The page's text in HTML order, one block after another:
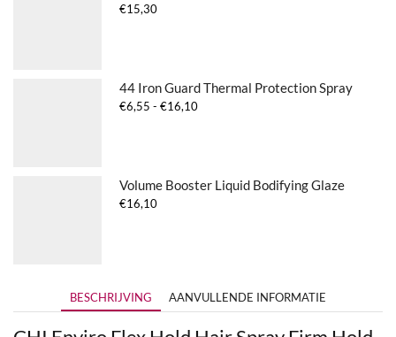
€15,30
44 Iron Guard Thermal Protection Spray
€6,55 - €16,10Prijsklasse:
Volume Booster Liquid Bodifying Glaze
€16,10
BESCHRIJVING AANVULLENDE INFORMATIE